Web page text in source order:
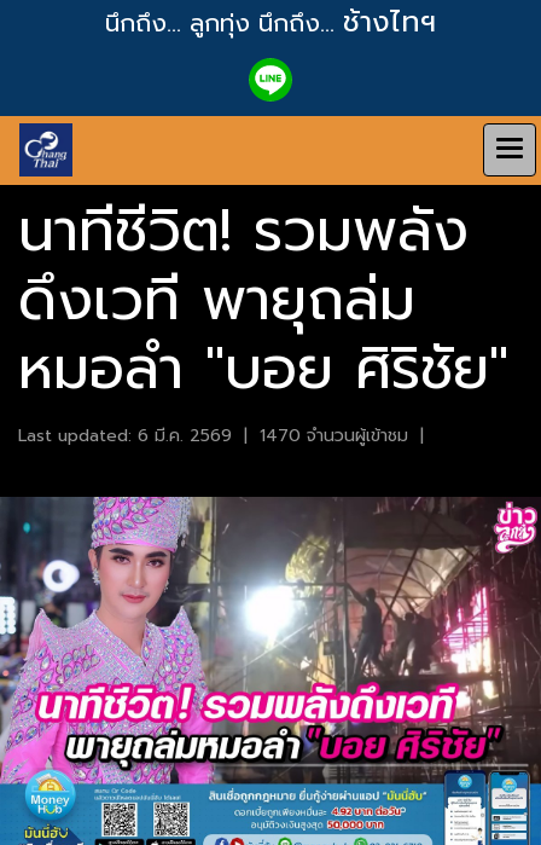
นึกถึง... ลูกทุ่ง นึกถึง... ช้างไทฯ
นาทีชีวิต! รวมพลัง
ดึงเวที พายุถล่ม
หมอลำ "บอย ศิริชัย"
Last updated: 6 มี.ค. 2569 | 1470 จำนวนผู้เข้าชม |